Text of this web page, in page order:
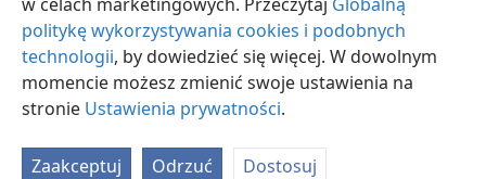
politykę wykorzystywania cookies i podobnych
technologii, by dowiedzieć się więcej. W dowolnym
momencie możesz zmienić swoje ustawienia na
stronie Ustawienia prywatności.
Zaakceptuj Odrzuć Dostosuj
JW.ORG
Zaloguj